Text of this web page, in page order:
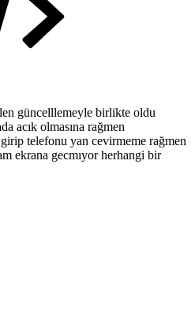
güncelllemeyle birlikte oldu
acık olmasına rağmen
telefonu yan cevirmeme rağmen
ekrana gecmıyor herhangi bir